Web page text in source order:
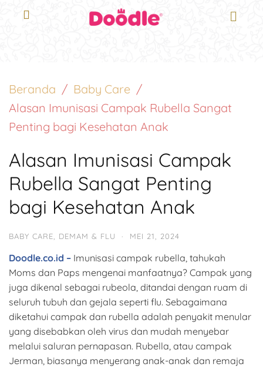
Beranda
Baby Care
Alasan Imunisasi Campak Rubella Sangat
Penting bagi Kesehatan Anak
Alasan Imunisasi Campak
Rubella Sangat Penting
bagi Kesehatan Anak
BABY CARE DEMAM & FLU · MEI 21, 2024
Doodle.co.id – Imunisasi campak rubella, tahukah
Moms dan Paps mengenai manfaatnya? Campak yang
juga dikenal sebagai rubeola, ditandai dengan ruam di
seluruh tubuh dan gejala seperti flu. Sebagaimana
diketahui campak dan rubella adalah penyakit menular
yang disebabkan oleh virus dan mudah menyebar
melalui saluran pernapasan. Rubella, atau campak
Jerman, biasanya menyerang anak-anak dan remaja